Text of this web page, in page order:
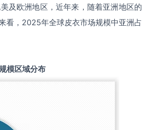
及欧洲地区，近年来，随着亚洲地区的
看，2025年全球皮衣市场规模中亚洲占
模区域分布